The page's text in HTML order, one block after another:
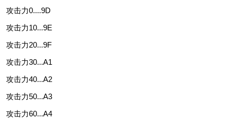
攻击力0....9D
攻击力10...9E
攻击力20...9F
攻击力30...A1
攻击力40...A2
攻击力50...A3
攻击力60...A4